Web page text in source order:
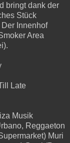
bringt dank der
Stück
Innenhof
Area
Late
Musik
Reggaeton
Muri